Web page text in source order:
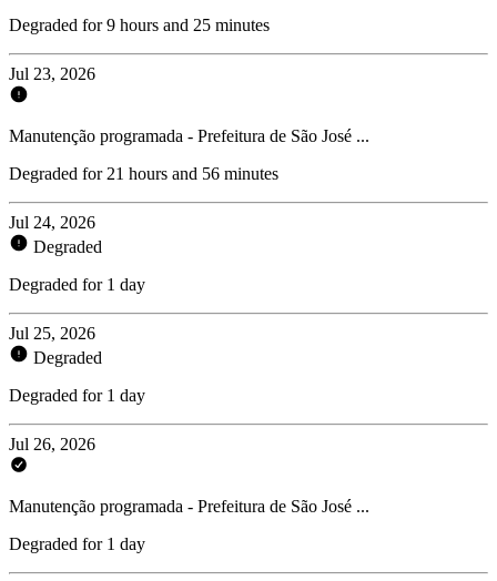
Degraded for 9 hours and 25 minutes
Jul 23, 2026
Manutenção programada - Prefeitura de São José ...
Degraded for 21 hours and 56 minutes
Jul 24, 2026
Degraded
Degraded for 1 day
Jul 25, 2026
Degraded
Degraded for 1 day
Jul 26, 2026
Manutenção programada - Prefeitura de São José ...
Degraded for 1 day